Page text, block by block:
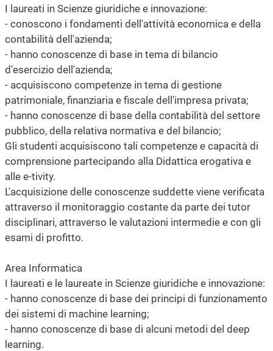
I laureati in Scienze giuridiche e innovazione:
- conoscono i fondamenti dell'attività economica e della
contabilità dell'azienda;
- hanno conoscenze di base in tema di bilancio
d'esercizio dell'azienda;
- acquisiscono competenze in tema di gestione
patrimoniale, finanziaria e fiscale dell'impresa privata;
- hanno conoscenze di base della contabilità del settore
pubblico, della relativa normativa e del bilancio;
Gli studenti acquisiscono tali competenze e capacità di
comprensione partecipando alla Didattica erogativa e
alle e-tivity.
L'acquisizione delle conoscenze suddette viene verificata
attraverso il monitoraggio costante da parte dei tutor
disciplinari, attraverso le valutazioni intermedie e con gli
esami di profitto.
Area Informatica
I laureati e le laureate in Scienze giuridiche e innovazione:
- hanno conoscenze di base dei principi di funzionamento
dei sistemi di machine learning;
- hanno conoscenze di base di alcuni metodi del deep
learning.